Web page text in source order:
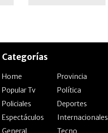
Categorías
Home
Provincia
Popular Tv
Política
Policiales
Deportes
Espectáculos
Internacionales
General
Tecno